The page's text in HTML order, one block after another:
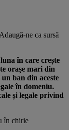
Adaugă-ne ca sursă
în care crește
orașe mari din
ban din aceste
în domeniu.
și legale privind
în chirie